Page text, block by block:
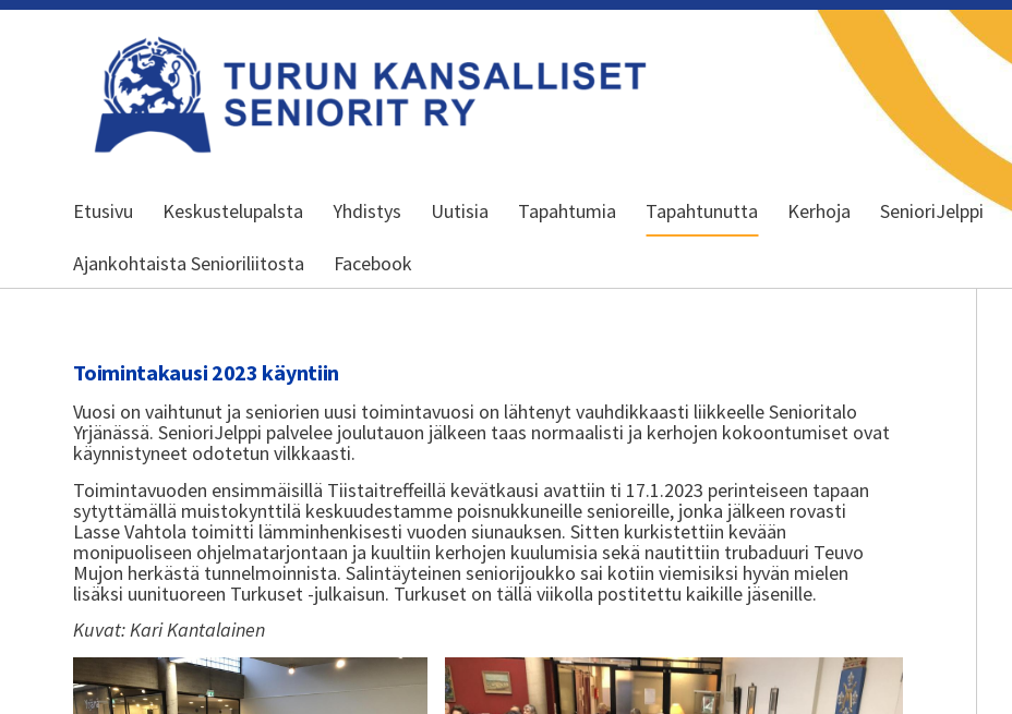
Turun kansalliset seniorit ry
Etusivu Keskustelupalsta Yhdistys Uutisia Tapahtumia Tapahtunutta Kerhoja SenioriJelppi
Ajankohtaista Senioriliitosta Facebook
Toimintakausi 2023 käyntiin
Vuosi on vaihtunut ja seniorien uusi toimintavuosi on lähtenyt vauhdikkaasti liikkeelle Senioritalo
Yrjänässä. SenioriJelppi palvelee joulutauon jälkeen taas normaalisti ja kerhojen kokoontumiset ovat
käynnistyneet odotetun vilkkaasti.
Toimintavuoden ensimmäisillä Tiistaitreffeillä kevätkausi avattiin ti 17.1.2023 perinteiseen tapaan
sytyttämällä muistokynttilä keskuudestamme poisnukkuneille senioreille, jonka jälkeen rovasti
Lasse Vahtola toimitti lämminhenkisesti vuoden siunauksen. Sitten kurkistettiin kevään
monipuoliseen ohjelmatarjontaan ja kuultiin kerhojen kuulumisia sekä nautittiin trubaduuri Teuvo
Mujon herkästä tunnelmoinnista. Salintäyteinen seniorijoukko sai kotiin viemisiksi hyvän mielen
lisäksi uunituoreen Turkuset -julkaisun. Turkuset on tällä viikolla postitettu kaikille jäsenille.
Kuvat: Kari Kantalainen